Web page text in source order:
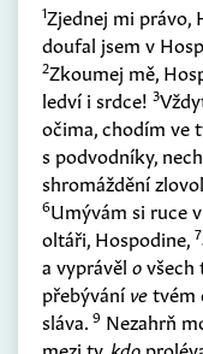
1Zjednej mi právo,
doufal jsem v
2Zkoumej mě,
ledví i srdce! 3
očima, chodím ve
s podvodníky,
shromáždění
6Umývám si ruce
oltáři, Hospodine, 7
a vyprávěl ovšech
přebývánívetvém
sláva. 9 Nezahrň
mezi ty,kdo